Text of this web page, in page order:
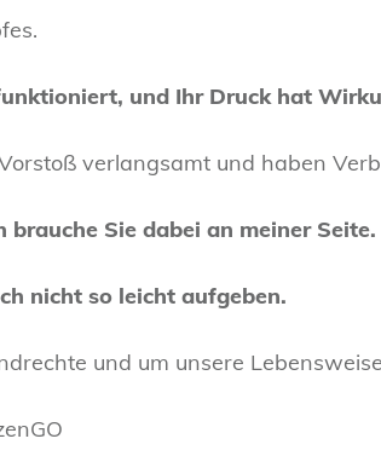
und Ihr Druck hat
verlangsamt und haben
brauche Sie dabei an meiner Seite.
nicht so leicht aufgeben.
und um unsere